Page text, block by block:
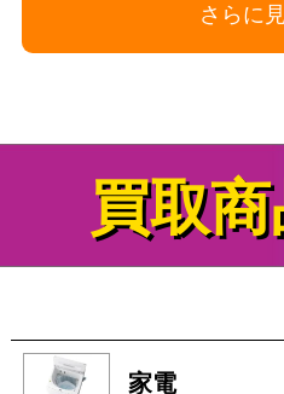
さらに
買取
家電